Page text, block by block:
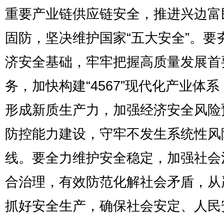
重要产业链供应链安全，推进兴边
固防，坚决维护国家“五大安全”。要
济安全基础，牢牢把握高质量发展
务，加快构建“4567”现代化产业体
形成新质生产力，加强经济安全风
防控能力建设，守牢不发生系统性
线。要全力维护安全稳定，加强社
合治理，有效防范化解社会矛盾，
抓好安全生产，确保社会安定、人